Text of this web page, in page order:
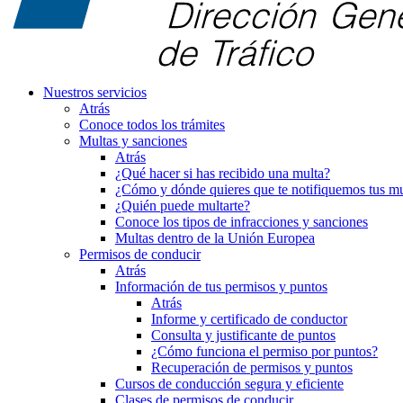
Nuestros servicios
Atrás
Conoce todos los trámites
Multas y sanciones
Atrás
¿Qué hacer si has recibido una multa?
¿Cómo y dónde quieres que te notifiquemos tus
¿Quién puede multarte?
Conoce los tipos de infracciones y sanciones
Multas dentro de la Unión Europea
Permisos de conducir
Atrás
Información de tus permisos y puntos
Atrás
Informe y certificado de conductor
Consulta y justificante de puntos
¿Cómo funciona el permiso por puntos?
Recuperación de permisos y puntos
Cursos de conducción segura y eficiente